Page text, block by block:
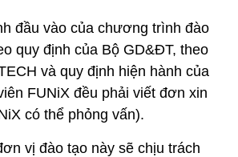
đầu vào của chương trình đào
quy định của Bộ GD&ĐT, theo
và quy định hiện hành của
FUNiX đều phải viết đơn xin
có thể phỏng vấn).
vị đào tạo này sẽ chịu trách